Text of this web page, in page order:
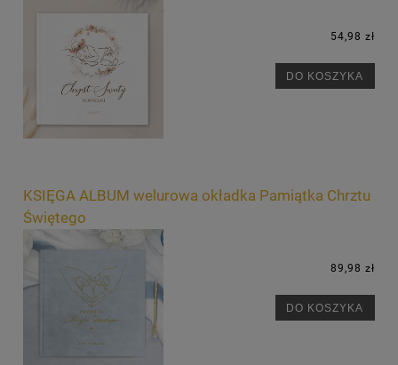
54,98 zł
DO KOSZYKA
KSIĘGA ALBUM welurowa okładka Pamiątka Chrztu
Świętego
89,98 zł
DO KOSZYKA